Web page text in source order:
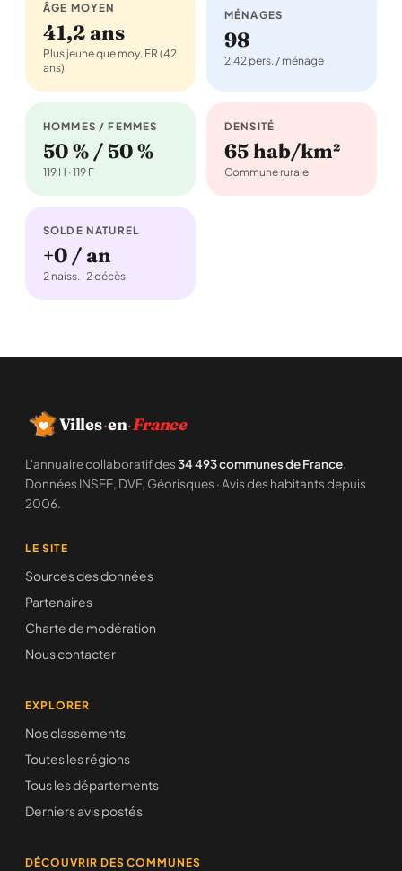
ÂGE MOYEN
41,2 ans
Plus jeune que moy. FR (42
ans)
MÉNAGES
98
2,42 pers. / ménage
HOMMES / FEMMES
50 % / 50 %
119 H · 119 F
DENSITÉ
65 hab/km²
Commune rurale
SOLDE NATUREL
+0 / an
2 naiss. · 2 décès
Villes·en·France
L'annuaire collaboratif des34 493 communes de France.
Données INSEE, DVF, Géorisques · Avis des habitants depuis
2006.
LE SITE
Sources des données
Partenaires
Charte de modération
Nous contacter
EXPLORER
Nos classements
Toutes les régions
Tous les départements
Derniers avis postés
DÉCOUVRIR DES COMMUNES